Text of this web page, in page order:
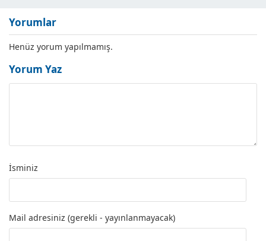
Yorumlar
Henüz yorum yapılmamış.
Yorum Yaz
İsminiz
Mail adresiniz (gerekli - yayınlanmayacak)